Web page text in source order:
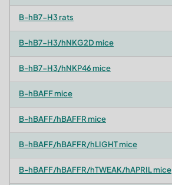
B-hB7-H3 rats
B-hB7-H3/hNKG2D mice
B-hB7-H3/hNKP46 mice
B-hBAFF mice
B-hBAFF/hBAFFR mice
B-hBAFF/hBAFFR/hLIGHT mice
B-hBAFF/hBAFFR/hTWEAK/hAPRIL mice